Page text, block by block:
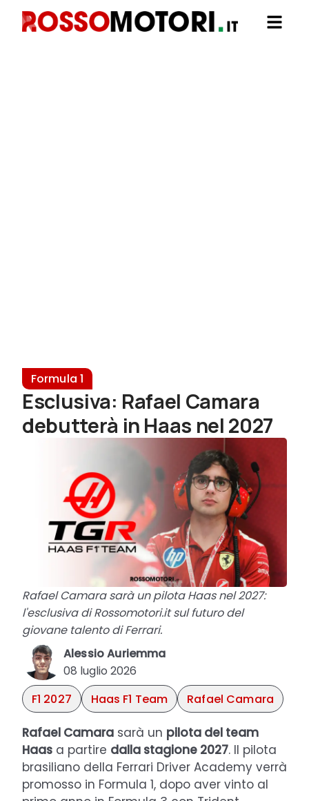
Formula 1
Esclusiva: Rafael Camara
debutterà in Haas nel 2027
Rafael Camara sarà un pilota Haas nel 2027:
l'esclusiva di Rossomotori.it sul futuro del
giovane talento di Ferrari.
Alessio Auriemma
08 luglio 2026
F1 2027
Haas F1 Team Rafael Camara
Rafael Camara sarà un pilota del team
Haas a partire dalla stagione 2027. Il pilota
brasiliano della Ferrari Driver Academy verrà
promosso in Formula 1, dopo aver vinto al